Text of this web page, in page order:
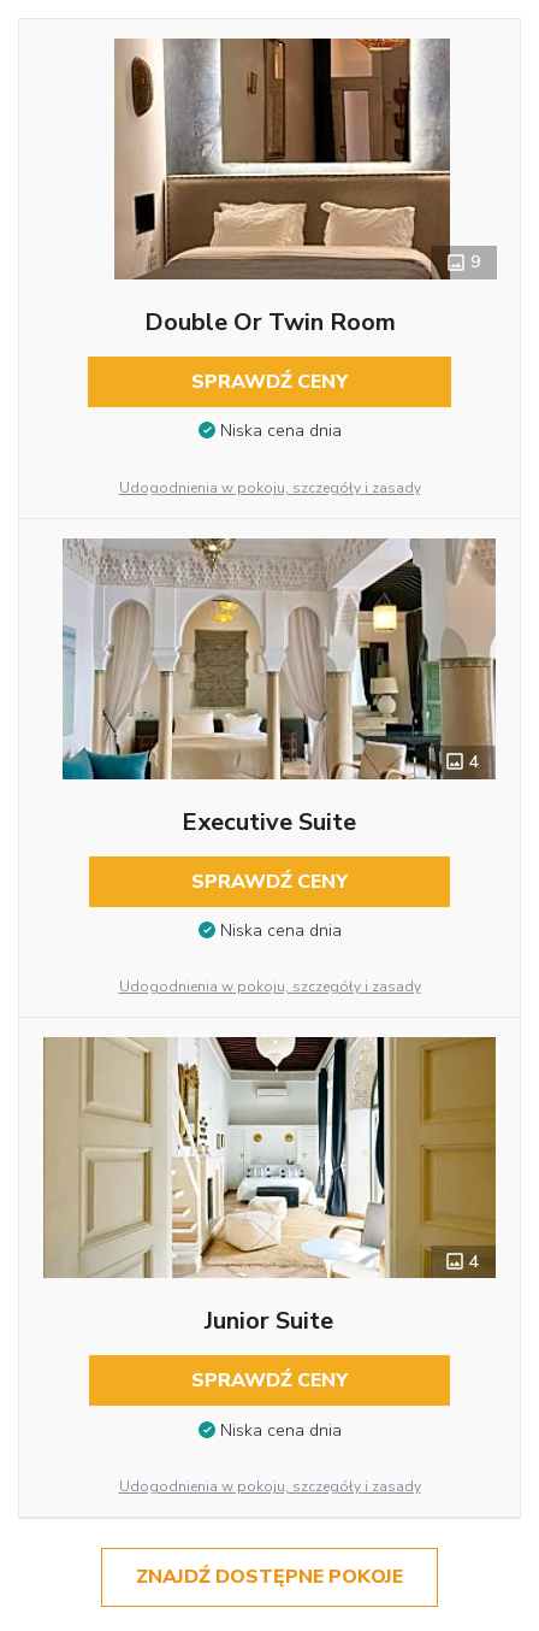
9
Double Or Twin Room
SPRAWDŹ CENY
Niska cena dnia
Udogodnienia w pokoju, szczegóły i zasady
4
Executive Suite
SPRAWDŹ CENY
Niska cena dnia
Udogodnienia w pokoju, szczegóły i zasady
4
Junior Suite
SPRAWDŹ CENY
Niska cena dnia
Udogodnienia w pokoju, szczegóły i zasady
ZNAJDŹ DOSTĘPNE POKOJE